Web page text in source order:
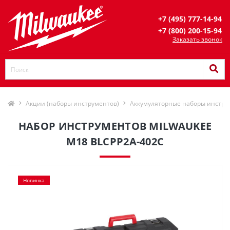
+7 (495) 777-14-94
+7 (800) 200-15-94
Заказать звонок
Акции (наборы инструментов) Аккумуляторные наборы
НАБОР ИНСТРУМЕНТОВ MILWAUKEE
M18 BLCPP2A-402C
Новинка